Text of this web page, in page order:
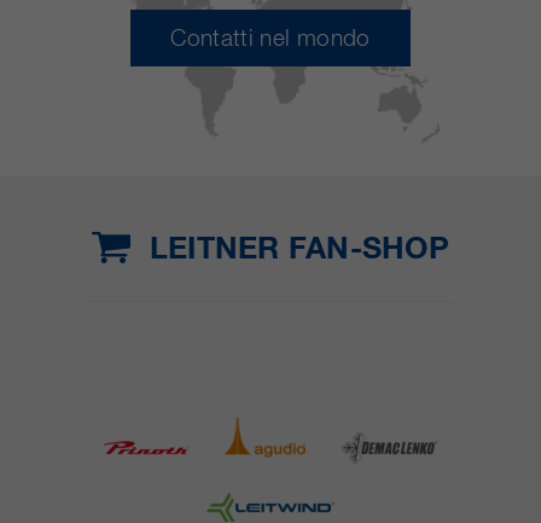
Contatti nel mondo
LEITNER FAN-SHOP